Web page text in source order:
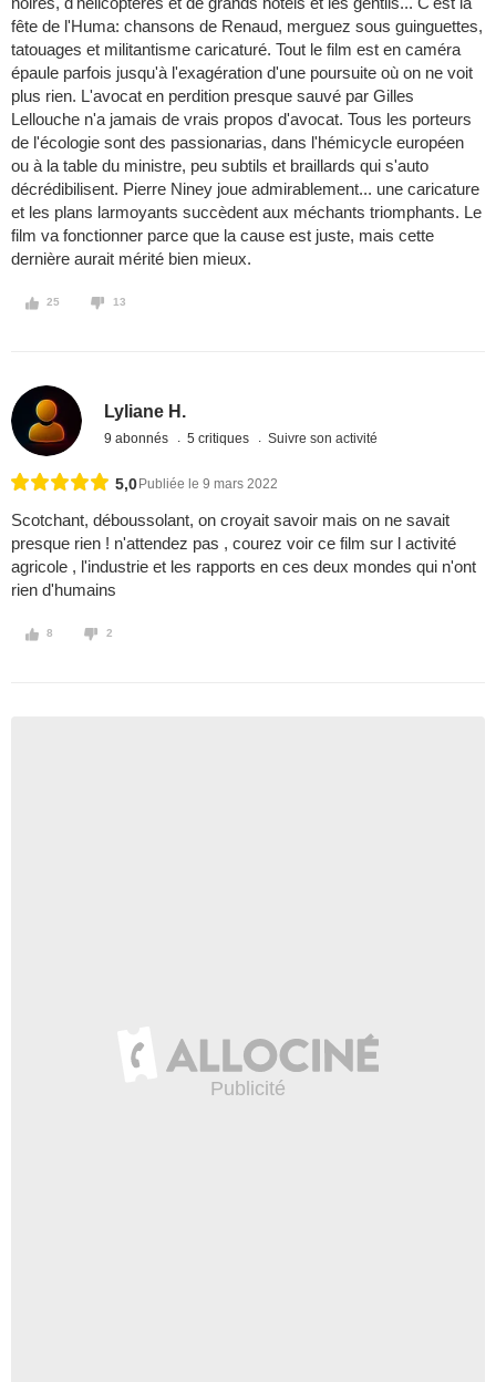
fête de l'Huma: chansons de Renaud, merguez sous guinguettes,
tatouages et militantisme caricaturé. Tout le film est en caméra
épaule parfois jusqu'à l'exagération d'une poursuite où on ne voit
plus rien. L'avocat en perdition presque sauvé par Gilles
Lellouche n'a jamais de vrais propos d'avocat. Tous les porteurs
de l'écologie sont des passionarias, dans l'hémicycle européen
ou à la table du ministre, peu subtils et braillards qui s'auto
décrédibilisent. Pierre Niney joue admirablement... une caricature
et les plans larmoyants succèdent aux méchants triomphants. Le
film va fonctionner parce que la cause est juste, mais cette
dernière aurait mérité bien mieux.
25 13
Lyliane H.
9 abonnés 5 critiques Suivre son activité
5,0 Publiée le 9 mars 2022
Scotchant, déboussolant, on croyait savoir mais on ne savait
presque rien ! n'attendez pas , courez voir ce film sur l activité
agricole , l'industrie et les rapports en ces deux mondes qui n'ont
rien d'humains
8 2